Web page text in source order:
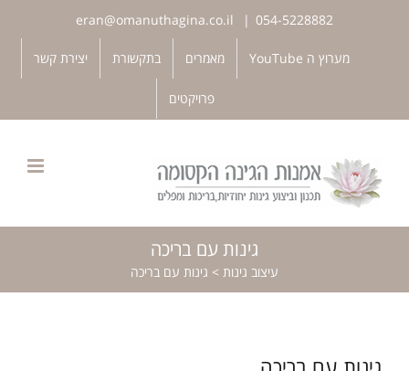
פתח סרגל נגישות
054-5228882
|
מערוץ ה YouTube מאמרים בתקשורת יצירת קשר
פרויקטים
גינות עם בריכה
עיצוב גינות > גינות עם בריכה